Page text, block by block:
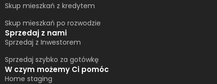
Skup mieszkań z kredytem
Skup mieszkań po rozwodzie
Sprzedaj z nami
Sprzedaj z Inwestorem
Sprzedaj szybko za gotówkę
W czym możemy Ci pomóc
Home staging